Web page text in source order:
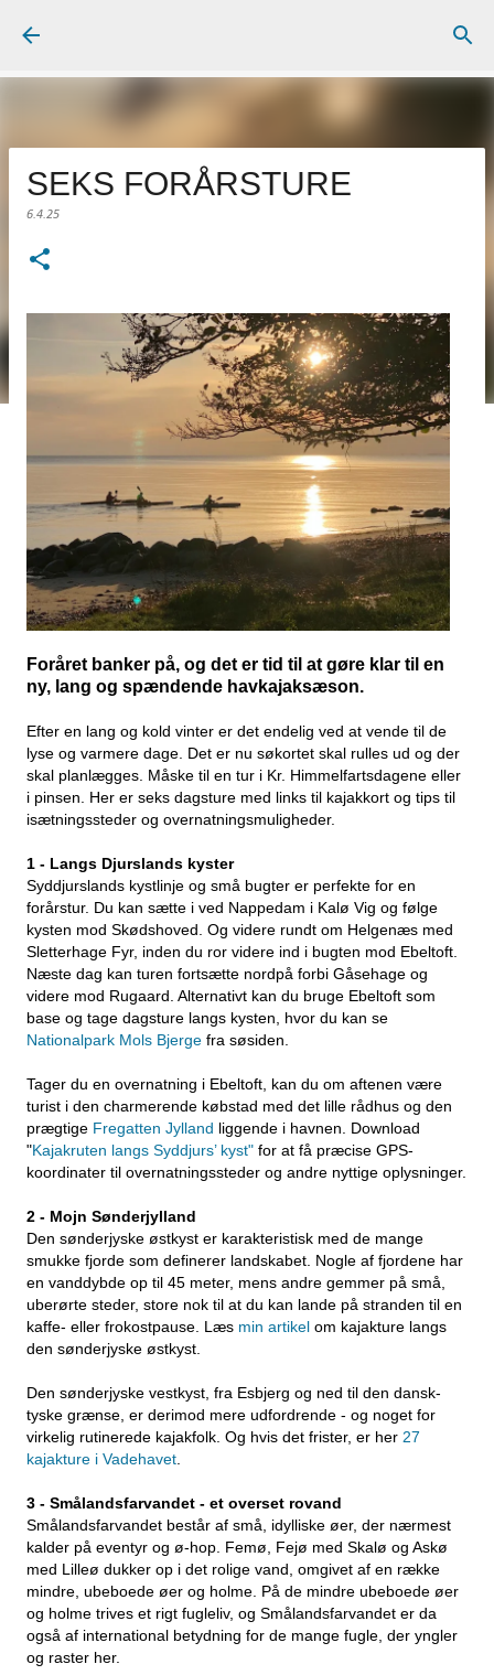
SEKS FORÅRSTURE
6.4.25
Foråret banker på, og det er tid til at gøre klar til en
ny, lang og spændende havkajaksæson.
Efter en lang og kold vinter er det endelig ved at vende til de
lyse og varmere dage. Det er nu søkortet skal rulles ud og der
skal planlægges. Måske til en tur i Kr. Himmelfartsdagene eller
i pinsen. Her er seks dagsture med links til kajakkort og tips til
isætningssteder og overnatningsmuligheder.
1 - Langs Djurslands kyster
Syddjurslands kystlinje og små bugter er perfekte for en
forårstur. Du kan sætte i ved Nappedam i Kalø Vig og følge
kysten mod Skødshoved. Og videre rundt om Helgenæs med
Sletterhage Fyr, inden du ror videre ind i bugten mod Ebeltoft.
Næste dag kan turen fortsætte nordpå forbi Gåsehage og
videre mod Rugaard. Alternativt kan du bruge Ebeltoft som
base og tage dagsture langs kysten, hvor du kan se
Nationalpark Mols Bjerge fra søsiden.
Tager du en overnatning i Ebeltoft, kan du om aftenen være
turist i den charmerende købstad med det lille rådhus og den
prægtige Fregatten Jylland liggende i havnen. Download
"Kajakruten langs Syddjurs’ kyst" for at få præcise GPS-
koordinater til overnatningssteder og andre nyttige oplysninger.
2 - Mojn Sønderjylland
Den sønderjyske østkyst er karakteristisk med de mange
smukke fjorde som definerer landskabet. Nogle af fjordene har
en vanddybde op til 45 meter, mens andre gemmer på små,
uberørte steder, store nok til at du kan lande på stranden til en
kaffe- eller frokostpause. Læs min artikel om kajakture langs
den sønderjyske østkyst.
Den sønderjyske vestkyst, fra Esbjerg og ned til den dansk-
tyske grænse, er derimod mere udfordrende - og noget for
virkelig rutinerede kajakfolk. Og hvis det frister, er her 27
kajakture i Vadehavet
3 - Smålandsfarvandet - et overset rovand
Smålandsfarvandet består af små, idylliske øer, der nærmest
kalder på eventyr og ø-hop. Femø, Fejø med Skalø og Askø
med Lilleø dukker op i det rolige vand, omgivet af en række
mindre, ubeboede øer og holme. På de mindre ubeboede øer
og holme trives et rigt fugleliv, og Smålandsfarvandet er da
også af international betydning for de mange fugle, der yngler
og raster her.